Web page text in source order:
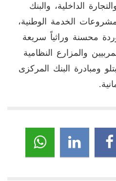
الداخلية، والبنك
الخدمة الوطنية،
محسنة وراثياً سريعة
والمزارع النظامية
ومبادرة البنك المركزى